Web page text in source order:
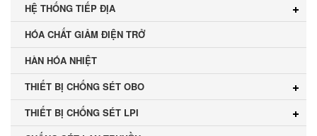
HỆ THỐNG TIẾP ĐỊA
HÓA CHẤT GIẢM ĐIỆN TRỞ
HÀN HÓA NHIỆT
THIẾT BỊ CHỐNG SÉT OBO
THIẾT BỊ CHỐNG SÉT LPI